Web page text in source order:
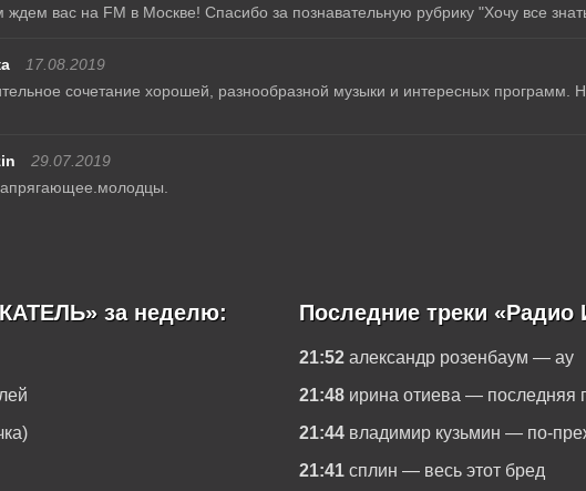
вас на FM в Москве! Спасибо за познавательную рубрику "Хочу все
17.08.2019
сочетание хорошей, разнообразной музыки и интересных программ.
29.07.2019
за неделю: Последние треки
21:52 александр розенбаум — ау
21:48 ирина отиева — последняя
21:44 владимир кузьмин — по-
21:41 сплин — весь этот бред